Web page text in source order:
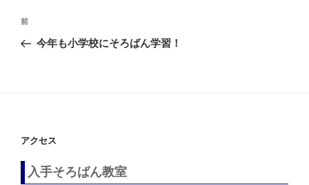
投
ナ
ョ
ン
過
去
前
今年も小学校にそろばん学習！
アクセス
入手そろばん教室